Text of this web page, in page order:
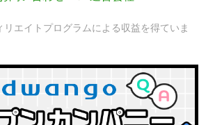
エイトプログラムによる収益を得ていま